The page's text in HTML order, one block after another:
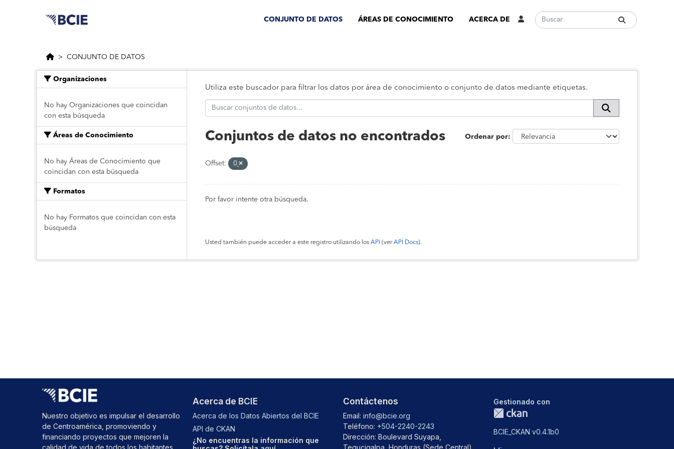
CONJUNTO DE DATOS ÁREAS DE CONOCIMIENTO ACERCA DE
CONJUNTO DE DATOS
Organizaciones
No hay Organizaciones que coincidan
con esta búsqueda
Áreas de Conocimiento
No hay Áreas de Conocimiento que
coincidan con esta búsqueda
Formatos
No hay Formatos que coincidan con esta
búsqueda
Utiliza este buscador para filtrar los datos por área de conocimiento o conjunto de datos mediante etiquetas.
Ordenar por
Conjuntos de datos no encontrados
Offset: 0
Por favor intente otra búsqueda.
Usted también puede acceder a este registro utilizando los API (verAPI Docs).
Nuestro objetivo es impulsar el desarrollo
de Centroamérica, promoviendo y
financiando proyectos que mejoren la
calidad de vida de todos los habitantes
Acerca de BCIE
Acerca de los Datos Abiertos del BCIE
API de CKAN
¿No encuentras la información que
Contáctenos
Email: info@bcie.org
Teléfono: +504-2240-2243
Dirección: Boulevard Suyapa,
Tegucigalpa, Honduras (Sede Central)
Gestionado con
BCIE_CKAN v0.4.1b0